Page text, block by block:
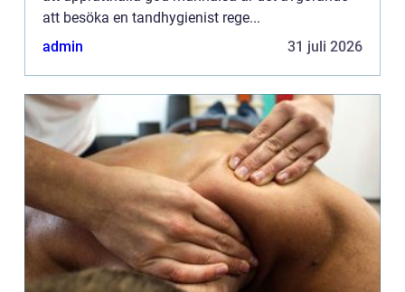
att besöka en tandhygienist rege...
admin
31 juli 2026